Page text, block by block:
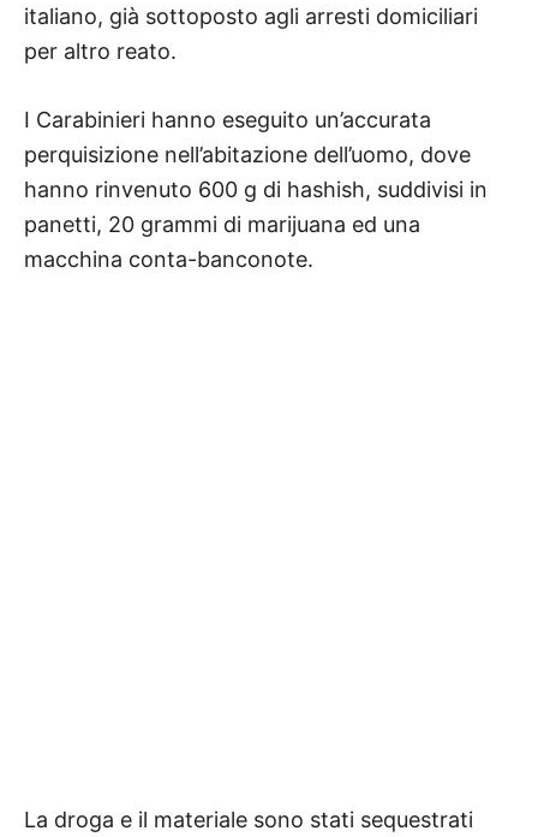
italiano, già sottoposto agli arresti domiciliari
per altro reato.
I Carabinieri hanno eseguito un’accurata
perquisizione nell’abitazione dell’uomo, dove
hanno rinvenuto 600 g di hashish, suddivisi in
panetti, 20 grammi di marijuana ed una
macchina conta-banconote.
La droga e il materiale sono stati sequestrati